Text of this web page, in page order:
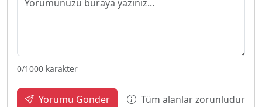
0/1000 karakter
Yorumu Gönder Tüm alanlar zorunludur